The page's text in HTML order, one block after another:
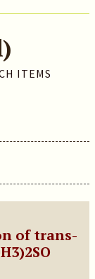
ITEMS
of trans-